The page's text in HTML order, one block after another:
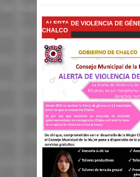
ALERTA DE VIOLENCIA DE
CHALCO